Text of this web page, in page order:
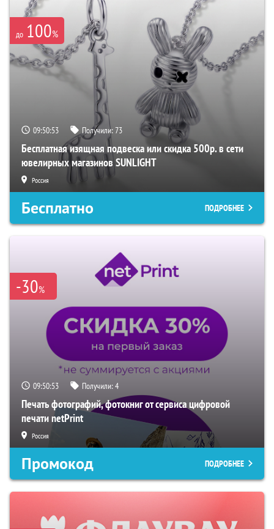
до 100%
09:50:52 Получили:73
Бесплатная изящная подвеска или скидка 500р. в сети
ювелирных магазинов SUNLIGHT
Россия
Бесплатно ПОДРОБНЕЕ
-30%
09:50:52 Получили:4
Печать фотографий, фотокниг от сервиса цифровой
печати netPrint
Россия
Промокод ПОДРОБНЕЕ